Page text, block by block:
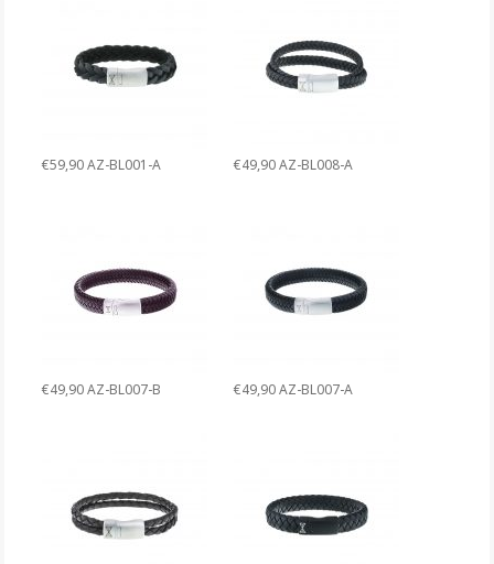
€59,90 AZ-BL001-A €49,90 AZ-BL008-A
€49,90 AZ-BL007-B €49,90 AZ-BL007-A